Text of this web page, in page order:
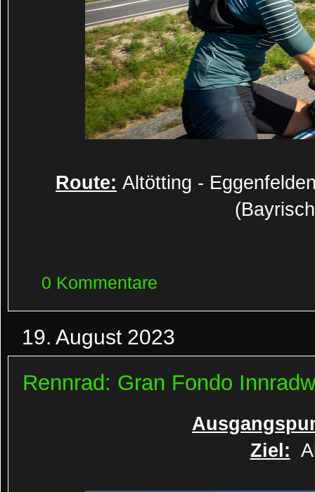
Route: Altötting -
0 Kommentare
19. August 2023
Rennrad: Gran Fondo
Ziel: